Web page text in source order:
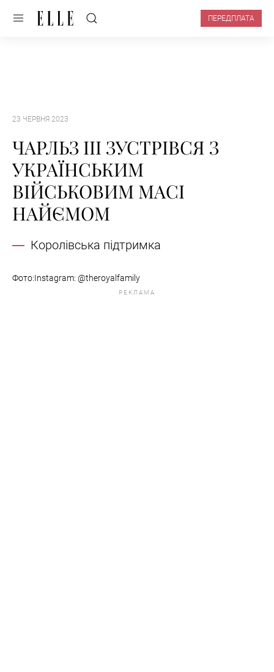
ПЕРЕДПЛАТА
23 ЧЕРВНЯ 2023
ЧАРЛЬЗ III ЗУСТРІВСЯ З
УКРАЇНСЬКИМ
ВІЙСЬКОВИМ МАСІ
НАЙЄМОМ
Королівська підтримка
Фото:Instagram: @theroyalfamily
РЕКЛАМА